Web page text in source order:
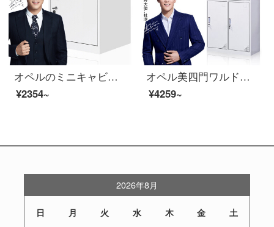
オペルのミニキャビネットのファイルキャビネットのチェイトテーブルの下にあるイベントキャビネットのスチール制のナイトテ。
¥2354~
オペル美四門ワルドラックロッカーロッカーロッカー
¥4259~
2026年8月
日 月 火 水 木 金 土